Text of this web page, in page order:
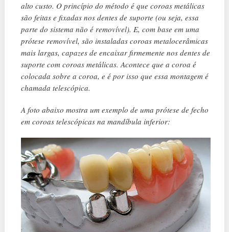
alto custo. O princípio do método é que coroas metálicas
são feitas e fixadas nos dentes de suporte (ou seja, essa
parte do sistema não é removível). E, com base em uma
prótese removível, são instaladas coroas metalocerâmicas
mais largas, capazes de encaixar firmemente nos dentes de
suporte com coroas metálicas. Acontece que a coroa é
colocada sobre a coroa, e é por isso que essa montagem é
chamada telescópica.
A foto abaixo mostra um exemplo de uma prótese de fecho
em coroas telescópicas na mandíbula inferior: